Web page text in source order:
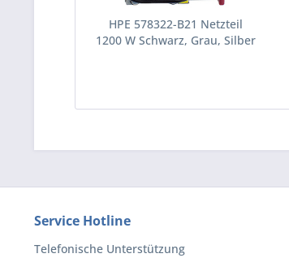
HPE 578322-B21 Netzteil
1200 W Schwarz, Grau, Silber
Service Hotline
Telefonische Unterstützung